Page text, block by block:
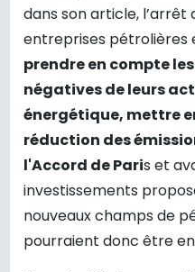
dans son article,
entreprises pétrolières
prendre en compte
négatives de leurs
énergétique, mettre
réduction des
l'Accord de Paris et
investissements
nouveaux champs de
pourraient donc être